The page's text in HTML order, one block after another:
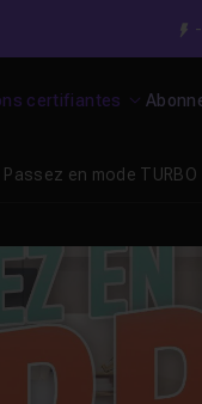
certifiantes
Passez en mode